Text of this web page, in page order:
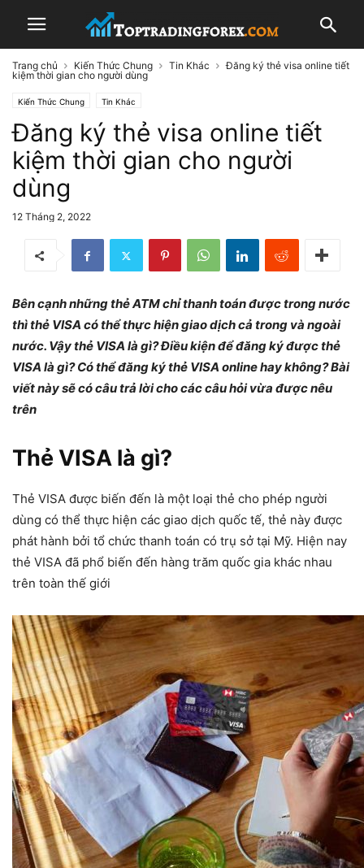
Trang chủ Kiến Thức Chung Tin Khác
Đăng ký thẻ visa online tiết
kiệm thời gian cho người dùng
Kiến Thức Chung Tin Khác
Đăng ký thẻ visa online tiết
kiệm thời gian cho người
dùng
12 Tháng 2, 2022
Bên cạnh những thẻ ATM chỉ thanh toán được trong nước
thì thẻ VISA có thể thực hiện giao dịch cả trong và ngoài
nước. Vậy thẻ VISA là gì? Điều kiện để đăng ký được thẻ
VISA là gì? Có thể đăng ký thẻ VISA online hay không? Bài
viết này sẽ có câu trả lời cho các câu hỏi vừa được nêu
trên
Thẻ VISA là gì?
Thẻ VISA được biến đến là một loại thẻ cho phép người
dùng có thể thực hiện các giao dịch quốc tế, thẻ này được
phát hành bởi tổ chức thanh toán có trụ sở tại Mỹ. Hiện nay
thẻ VISA đã phổ biến đến hàng trăm quốc gia khác nhau
trên toàn thế giới